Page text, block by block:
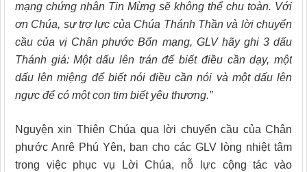
mạng chứng nhân Tin Mừng sẽ không thể chu toàn. Với
ơn Chúa, sự trợ lực của Chúa Thánh Thần và lời chuyển
cầu của vị Chân phước Bổn mạng, GLV hãy ghi 3 dấu
Thánh giá: Một dấu lên trán để biết điều cần dạy, một
dấu lên miệng để biết nói điều cần nói và một dấu lên
ngực để có một con tim biết yêu thương.”
Nguyện xin Thiên Chúa qua lời chuyển cầu của Chân
phước Anrê Phú Yên, ban cho các GLV lòng nhiệt tâm
trong việc phục vụ Lời Chúa, nỗ lực cộng tác vào